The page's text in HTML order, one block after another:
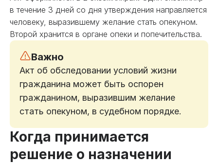
в течение 3 дней со дня утверждения направляется
человеку, выразившему желание стать опекуном.
Второй хранится в органе опеки и попечительства.
Важно
Акт об обследовании условий жизни
гражданина может быть оспорен
гражданином, выразившим желание
стать опекуном, в судебном порядке.
Когда принимается
решение о назначении